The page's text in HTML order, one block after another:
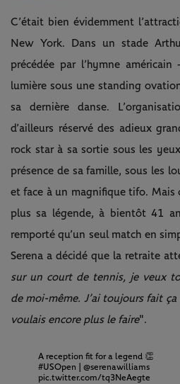
C’était bien évidemment
New York. Dans un stade
précédée par l’hymne
lumière sous une standing
sa dernière danse.
d’ailleurs réservé des adieux
rock star à sa sortie sous les
présence de sa famille, sous les
et face à un magnifique tifo. Mais
plus sa légende, à bientôt 41
remporté qu’un seul match en
Serena a décidé que la retraite
sur un court de tennis, je veux
de moi-même. J’ai toujours fait
voulais encore plus le faire".
A reception fit for a legend 👏
#USOpen
@serenawilliams
pic.twitter.com/tq3NeAegte